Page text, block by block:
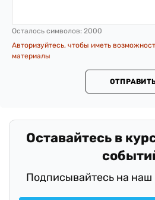
Осталось символов: 2000
Авторизуйтесь, чтобы иметь
материалы
Оставайтесь в
Подписывайтесь на наш